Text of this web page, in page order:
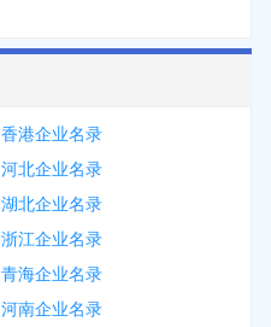
香港企业名录
河北企业名录
湖北企业名录
浙江企业名录
青海企业名录
河南企业名录